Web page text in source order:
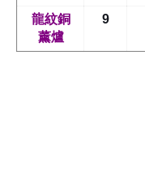
龍紋銅
薰爐
9